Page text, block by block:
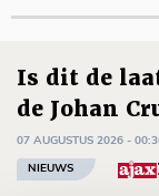
Is dit de
de Johan
07 AUGUSTUS 2026 -
NIEUWS